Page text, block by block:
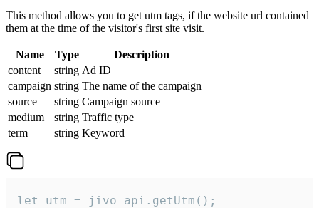
This method allows you to get utm tags, if the website url contained
them at the time of the visitor's first site visit.
Name Type
Description
content
string Ad ID
campaign string The name of the campaign
source
string Campaign source
medium
string Traffic type
term
string Keyword
let utm = jivo_api.getUtm();